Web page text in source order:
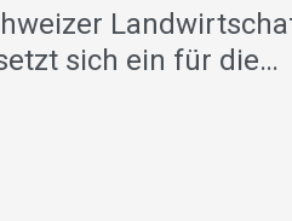
sich ein für die…